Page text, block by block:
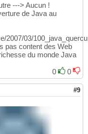
---> Aucun !
de Java au
2007/03/
pas content des Web
du monde Java
0
0
#9